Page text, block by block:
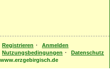
Registrieren ·
Anmelden
Nutzungsbedingungen ·
Datenschutz